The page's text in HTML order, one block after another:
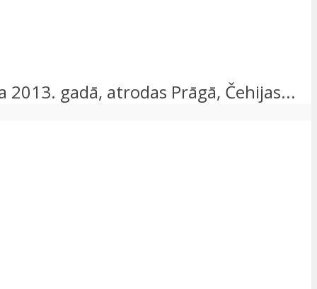
gadā, atrodas Prāgā, Čehijas...